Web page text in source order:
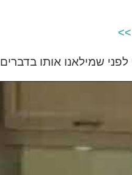
שמילאנו אותו בדברים